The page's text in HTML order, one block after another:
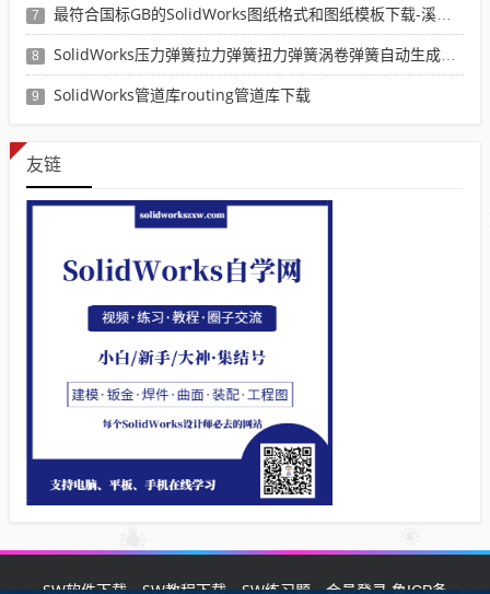
7 最符合国标GB的SolidWorks图纸格式和图纸模板下载-溪风专用版
8 SolidWorks压力弹簧拉力弹簧扭力弹簧涡卷弹簧自动生成宏程序下载
9 SolidWorks管道库routing管道库下载
友链